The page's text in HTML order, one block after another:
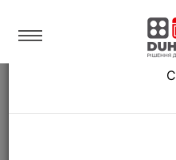
Мойки и смесители
Кухонная мойка
Язык магазина